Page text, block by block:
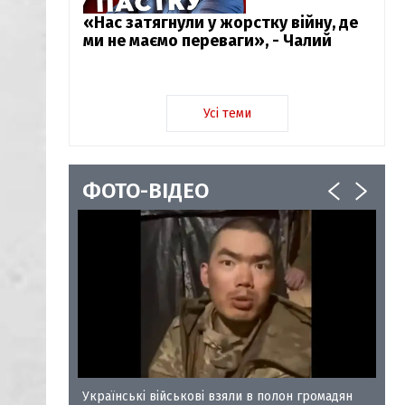
«Нас затягнули у жорстку війну, де
ми не маємо переваги», - Чалий
Усі теми
ФОТО-ВІДЕО
35
Українські військові взяли в полон громадян